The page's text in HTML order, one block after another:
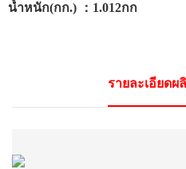
น้ำหนัก(กก.) ：1.012กก
รายละเอียด